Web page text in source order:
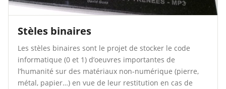
Stèles binaires
Les stèles binaires sont le projet de stocker le code
informatique (0 et 1) d’oeuvres importantes de
l’humanité sur des matériaux non-numérique (pierre,
métal, papier…) en vue de leur restitution en cas de